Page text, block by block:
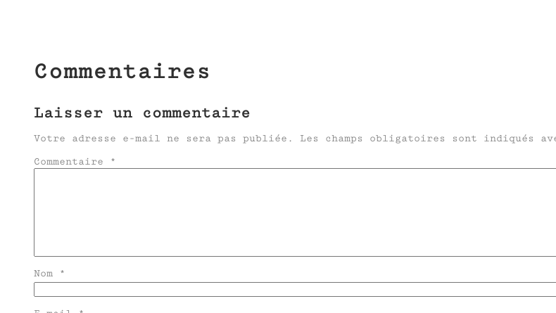
Commentaires
Laisser un commentaire
Votre adresse e-mail ne sera pas publiée. Les champs obligatoires sont indiqués
Commentaire
*
Nom *